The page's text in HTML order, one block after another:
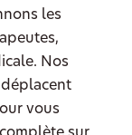
les
Nos
déplacent
vous